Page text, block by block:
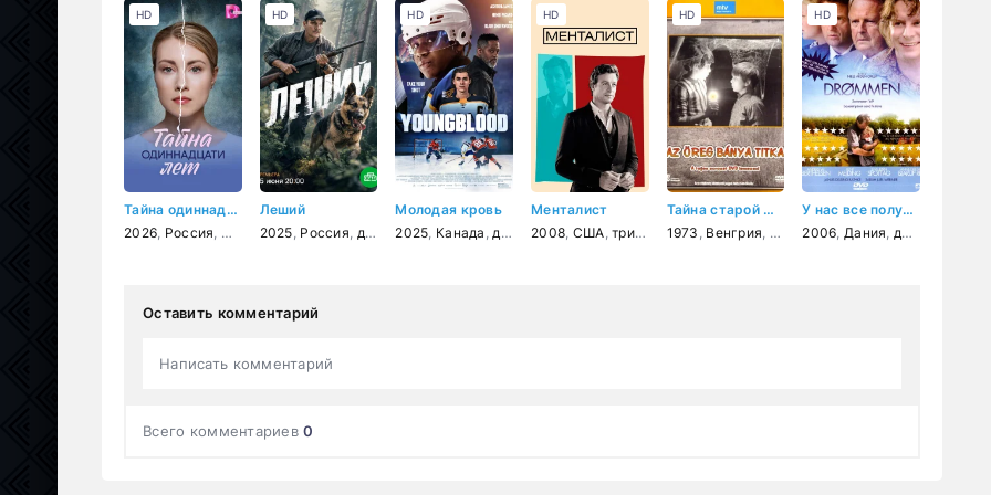
Тайна одиннадцати лет
2026 Россия мелодрама
HD
Леший
2025 Россия детектив
HD
Молодая кровь
2025 Канада драма ,мелодрама,спорт
HD
Менталист
2008 США ,триллер ,детектив,драма криминал
HD
Тайна старой шахты
1973 Венгрия приключения
HD
У нас все получится
2006 Дания драма
HD
Оставить комментарий
Написать комментарий
Всего комментариев0